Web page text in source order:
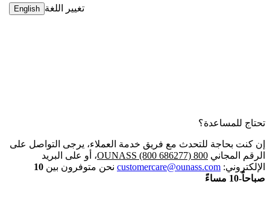
تغيير اللغة English
تحتاج للمساعدة؟
إن كنت بحاجة للتحدث مع فريق خدمة العملاء، يرجى التواصل على
الرقم المجاني 800 OUNASS (800 686277)
، أو على البريد
الإلكتروني: customercare@ounass.com نحن متوفرون بين 10
صباحاً-10 مساءً